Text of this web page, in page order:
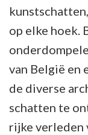
op elke hoek.
van België en
de diverse
schatten te
rijke verleden